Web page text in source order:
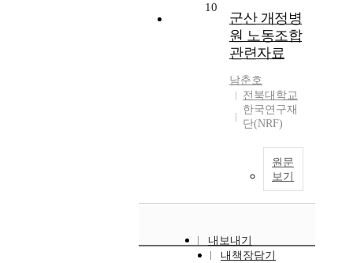
10
군산 개정병
원 노동조합
관련자료
남춘호
전북대학교
한국연구재
단(NRF)
원문
보기
내보내기
내책장담기